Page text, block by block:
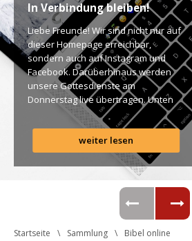
In Verbindung bleiben!
Liebe Freunde! Wir sind nicht nur auf
dieser Homepage erreichbar,
ondern auch auf Instagram und
Facebook. Darüberhinaus werden
unsere Gottesdienste am
Donnerstag live übertragen. Unten
findet Ihr dazu alle Links. Gottes
Segen! Live-Übertragung
Gottesdienst: http://ro.elim.at/live
Instagram: http://elim.wien
Facebook:
https://www.facebook.com/elimwien/
Photo by iabzd on Unsplash
weiter lesen
Startseite Sammlung Bibel online